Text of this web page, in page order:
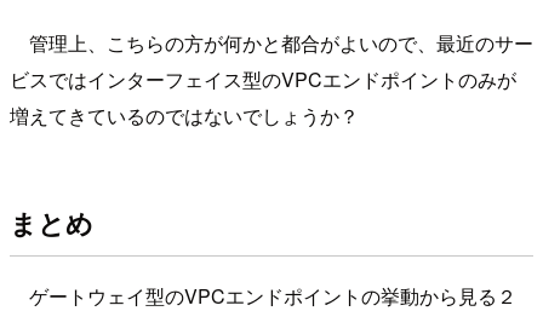
管理上、こちらの方が何かと都合がよいので、最近のサー
ビスではインターフェイス型のVPCエンドポイントのみが
増えてきているのではないでしょうか？
まとめ
ゲートウェイ型のVPCエンドポイントの挙動から見る２